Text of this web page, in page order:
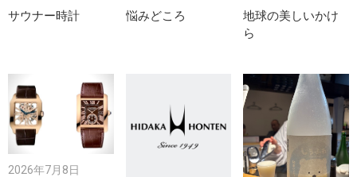
サウナー時計 悩みどころ
地球の美しいかけ
ら
2026年7月8日